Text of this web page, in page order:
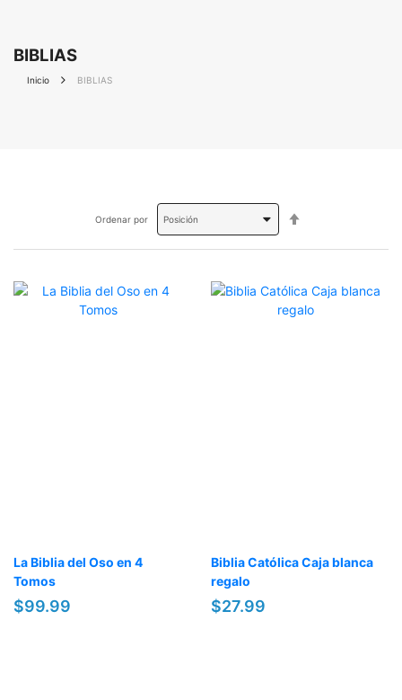
BIBLIAS
Inicio BIBLIAS
Ordenar por
La Biblia del Oso en 4
Tomos
$99.99
Biblia Católica Caja blanca
regalo
$27.99